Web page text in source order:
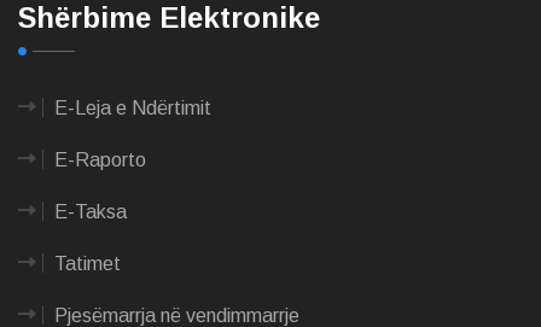
Shërbime Elektronike
E-Leja e Ndërtimit
E-Raporto
E-Taksa
Tatimet
Pjesëmarrja në vendimmarrje